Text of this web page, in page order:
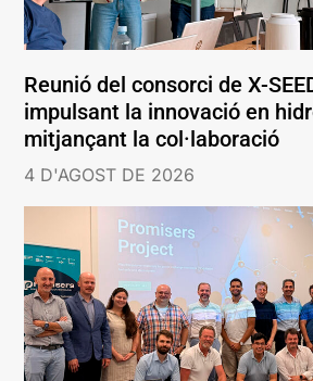
Reunió del consorci de X-
impulsant la innovació en
mitjançant la col·laboració
4 D'AGOST DE 2026